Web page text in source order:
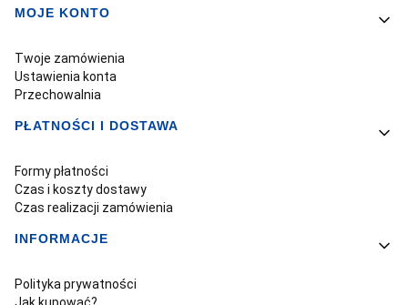
MOJE KONTO
Twoje zamówienia
Ustawienia konta
Przechowalnia
PŁATNOŚCI I DOSTAWA
Formy płatności
Czas i koszty dostawy
Czas realizacji zamówienia
INFORMACJE
Polityka prywatności